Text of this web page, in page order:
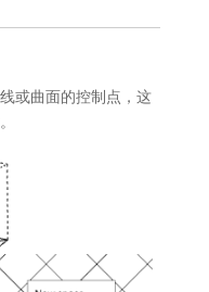
或曲面的控制点，这